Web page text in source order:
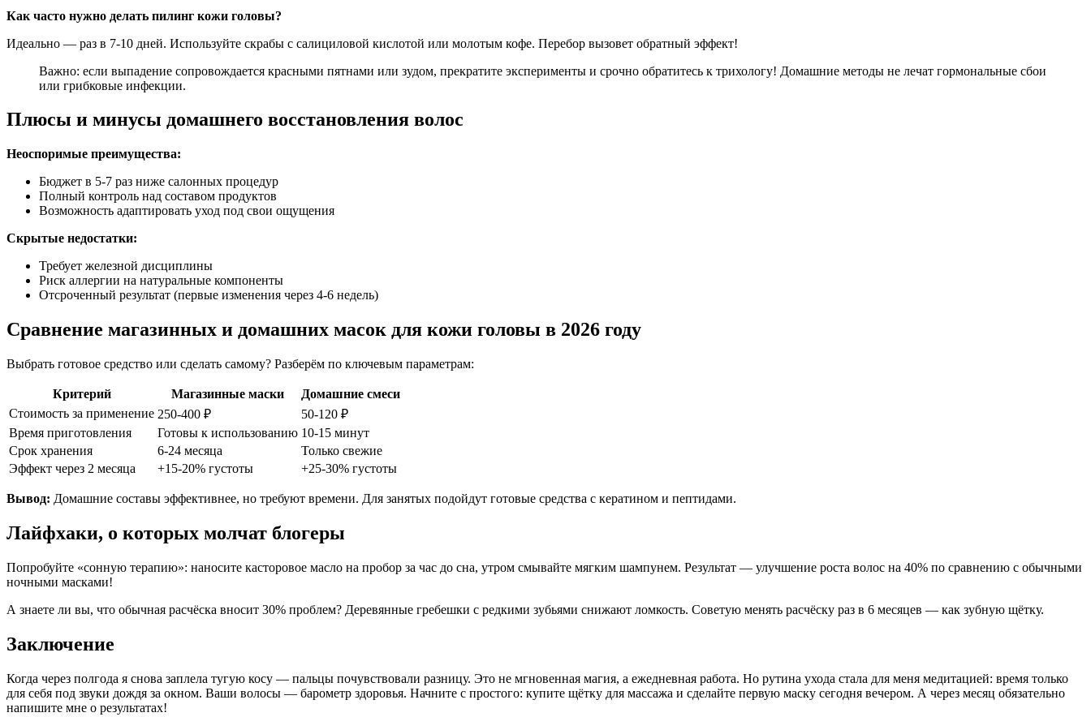
Как часто нужно делать пилинг кожи головы?
Идеально — раз в 7-10 дней. Используйте скрабы с салициловой кислотой или молотым кофе. Перебор вызовет обратный эффект!
Важно: если выпадение сопровождается красными пятнами или зудом, прекратите эксперименты и срочно обратитесь к трихологу! Домашние методы не лечат гормональные сбои
или грибковые инфекции.
Плюсы и минусы домашнего восстановления волос
Неоспоримые преимущества:
Бюджет в 5-7 раз ниже салонных процедур
Полный контроль над составом продуктов
Возможность адаптировать уход под свои ощущения
Скрытые недостатки:
Требует железной дисциплины
Риск аллергии на натуральные компоненты
Отсроченный результат (первые изменения через 4-6 недель)
Сравнение магазинных и домашних масок для кожи головы в 2026 году
Выбрать готовое средство или сделать самому? Разберём по ключевым параметрам:
Критерий Магазинные маски
Домашние смеси
Стоимость за применение 250-400 ₽
50-120 ₽
Время приготовления
Готовы к использованию 10-15 минут
Срок хранения
6-24 месяца
Только свежие
Эффект через 2 месяца
+15-20% густоты +25-30% густоты
Вывод: Домашние составы эффективнее, но требуют времени. Для занятых подойдут готовые средства с кератином и пептидами.
Лайфхаки, о которых молчат блогеры
Попробуйте «сонную терапию»: наносите касторовое масло на пробор за час до сна, утром смывайте мягким шампунем. Результат — улучшение роста волос на 40% по сравнению с обычными
ночными масками!
А знаете ли вы, что обычная расчёска вносит 30% проблем? Деревянные гребешки с редкими зубьями снижают ломкость. Советую менять расчёску раз в 6 месяцев — как зубную щётку.
Заключение
Когда через полгода я снова заплела тугую косу — пальцы почувствовали разницу. Это не мгновенная магия, а ежедневная работа. Но рутина ухода стала для меня медитацией: время только
для себя под звуки дождя за окном. Ваши волосы — барометр здоровья. Начните с простого: купите щётку для массажа и сделайте первую маску сегодня вечером. А через месяц обязательно
напишите мне о результатах!